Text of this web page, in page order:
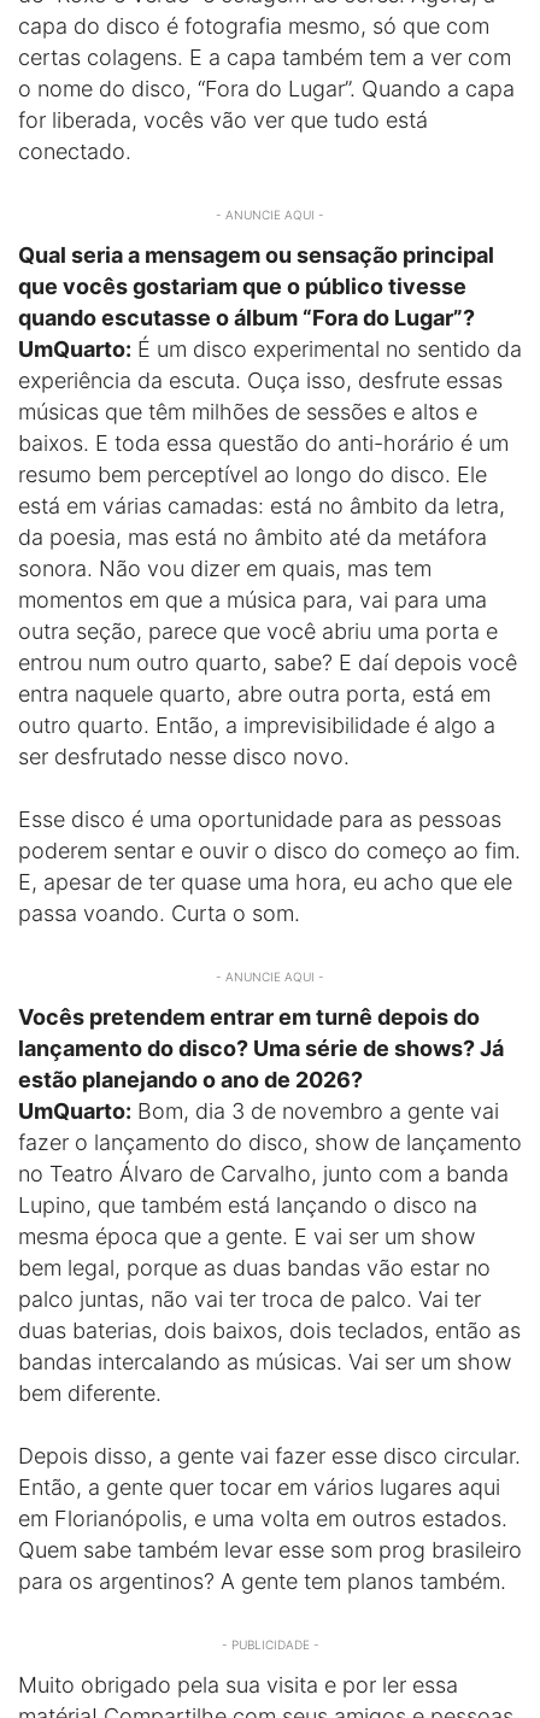
capa do disco é fotografia mesmo, só que com
certas colagens. E a capa também tem a ver com
o nome do disco, “Fora do Lugar”. Quando a capa
for liberada, vocês vão ver que tudo está
conectado.
- ANUNCIE AQUI -
Qual seria a mensagem ou sensação principal
que vocês gostariam que o público tivesse
quando escutasse o álbum “Fora do Lugar”?
UmQuarto: É um disco experimental no sentido da
experiência da escuta. Ouça isso, desfrute essas
músicas que têm milhões de sessões e altos e
baixos. E toda essa questão do anti-horário é um
resumo bem perceptível ao longo do disco. Ele
está em várias camadas: está no âmbito da letra,
da poesia, mas está no âmbito até da metáfora
sonora. Não vou dizer em quais, mas tem
momentos em que a música para, vai para uma
outra seção, parece que você abriu uma porta e
entrou num outro quarto, sabe? E daí depois você
entra naquele quarto, abre outra porta, está em
outro quarto. Então, a imprevisibilidade é algo a
ser desfrutado nesse disco novo.
Esse disco é uma oportunidade para as pessoas
poderem sentar e ouvir o disco do começo ao fim.
E, apesar de ter quase uma hora, eu acho que ele
passa voando. Curta o som.
- ANUNCIE AQUI -
Vocês pretendem entrar em turnê depois do
lançamento do disco? Uma série de shows? Já
estão planejando o ano de 2026?
UmQuarto: Bom, dia 3 de novembro a gente vai
fazer o lançamento do disco, show de lançamento
no Teatro Álvaro de Carvalho, junto com a banda
Lupino, que também está lançando o disco na
mesma época que a gente. E vai ser um show
bem legal, porque as duas bandas vão estar no
palco juntas, não vai ter troca de palco. Vai ter
duas baterias, dois baixos, dois teclados, então as
bandas intercalando as músicas. Vai ser um show
bem diferente.
Depois disso, a gente vai fazer esse disco circular.
Então, a gente quer tocar em vários lugares aqui
em Florianópolis, e uma volta em outros estados.
Quem sabe também levar esse som prog brasileiro
para os argentinos? A gente tem planos também.
- PUBLICIDADE -
Muito obrigado pela sua visita e por ler essa